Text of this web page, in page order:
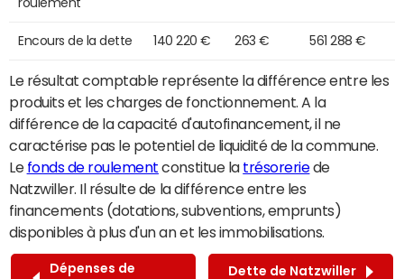
Encours de la dette 140 220 € 263 € 561 288 €
Le résultat comptable représente la différence entre les
produits et les charges de fonctionnement. A la
différence de la capacité d'autofinancement, il ne
caractérise pas le potentiel de liquidité de la commune.
Le fonds de roulement constitue la trésoreriede
Natzwiller. Il résulte de la différence entre les
financements (dotations, subventions, emprunts)
disponibles à plus d'un an et les immobilisations.
Dépenses de
Dette de Natzwiller